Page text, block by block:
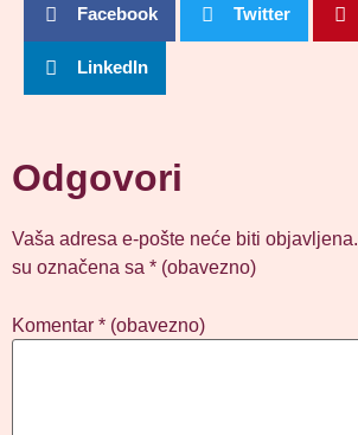
Facebook Twitter
LinkedIn
Odgovori
Vaša adresa e-pošte neće biti objavljena.
su označena sa * (obavezno)
Komentar * (obavezno)